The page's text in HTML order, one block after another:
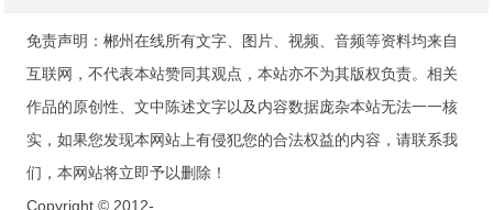
免责声明：郴州在线所有文字、图片、视频、音频等资料均来自
互联网，不代表本站赞同其观点，本站亦不为其版权负责。相关
作品的原创性、文中陈述文字以及内容数据庞杂本站无法一一核
实，如果您发现本网站上有侵犯您的合法权益的内容，请联系我
们，本网站将立即予以删除！
Copyright © 2012-